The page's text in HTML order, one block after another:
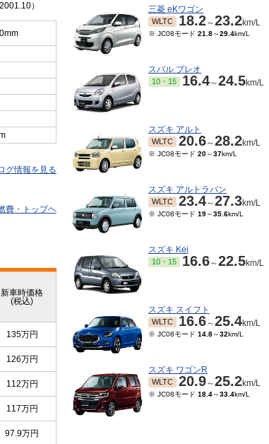
）
グ情報を見る
費・トップヘ
新車時価格
(税込)
135万円
126万円
112万円
117万円
97.9万円
三菱 eKワゴン
WLTC 18.2～23.2km/L
※ JC08モード 21.8～29.4km/L
スバル プレオ
10・15 16.4～24.5km/L
スズキ アルト
WLTC 20.6～28.2km/L
※ JC08モード 20～37km/L
スズキ アルトラパン
WLTC 23.4～27.3km/L
※ JC08モード 19～35.6km/L
スズキ Kei
10・15 16.6～22.5km/L
スズキ スイフト
WLTC 16.6～25.4km/L
※ JC08モード 14.8～32km/L
スズキ ワゴンR
WLTC 20.9～25.2km/L
※ JC08モード 18.4～33.4km/L